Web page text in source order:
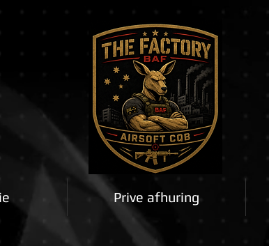
Prive afhuring